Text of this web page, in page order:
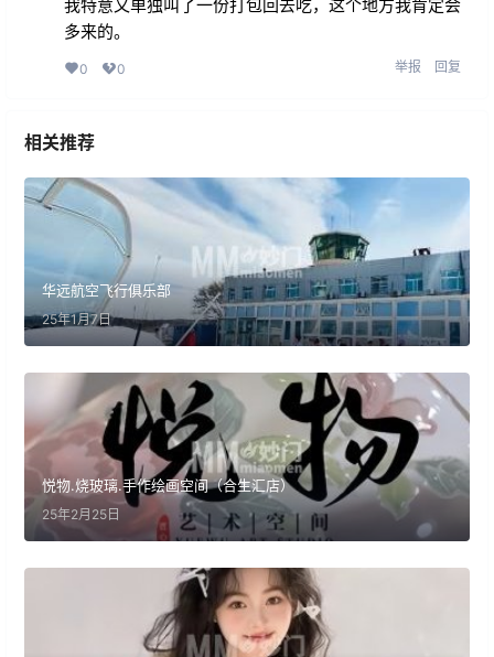
我特意又单独叫了一份打包回去吃，这个地方我肯定会
多来的。
0 0 举报 回复
相关推荐
华远航空飞行俱乐部
25年1月7日
悦物.烧玻璃.手作绘画空间（合生汇店）
25年2月25日